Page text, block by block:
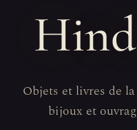
Objets et livres de
bijoux et